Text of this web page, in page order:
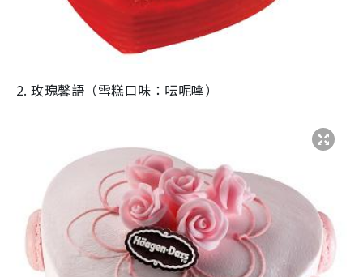
2. 玫瑰馨語（雪糕口味：呍呢嗱）